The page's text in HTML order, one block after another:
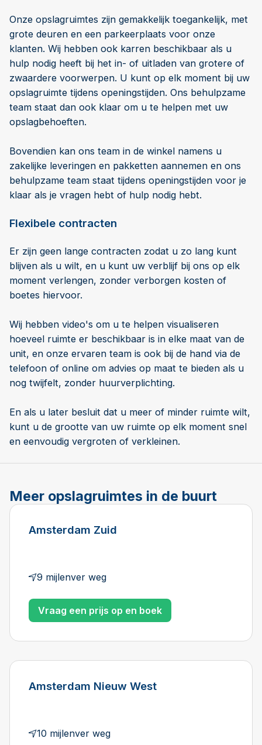
Onze opslagruimtes zijn gemakkelijk toegankelijk, met
grote deuren en een parkeerplaats voor onze
klanten. Wij hebben ook karren beschikbaar als u
hulp nodig heeft bij het in- of uitladen van grotere of
zwaardere voorwerpen. U kunt op elk moment bij uw
opslagruimte tijdens openingstijden. Ons behulpzame
team staat dan ook klaar om u te helpen met uw
opslagbehoeften.
Bovendien kan ons team in de winkel namens u
zakelijke leveringen en pakketten aannemen en ons
behulpzame team staat tijdens openingstijden voor je
klaar als je vragen hebt of hulp nodig hebt.
Flexibele contracten
Er zijn geen lange contracten zodat u zo lang kunt
blijven als u wilt, en u kunt uw verblijf bij ons op elk
moment verlengen, zonder verborgen kosten of
boetes hiervoor.
Wij hebben video's om u te helpen visualiseren
hoeveel ruimte er beschikbaar is in elke maat van de
unit, en onze ervaren team is ook bij de hand via de
telefoon of online om advies op maat te bieden als u
nog twijfelt, zonder huurverplichting.
En als u later besluit dat u meer of minder ruimte wilt,
kunt u de grootte van uw ruimte op elk moment snel
en eenvoudig vergroten of verkleinen.
Meer opslagruimtes in de buurt
Amsterdam Zuid
9 mijlenver weg
Vraag een prijs op en boek
Amsterdam Nieuw West
10 mijlenver weg